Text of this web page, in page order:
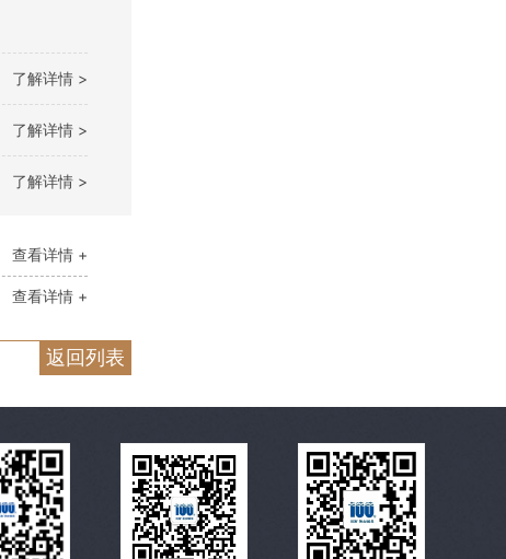
了解详情 >
了解详情 >
了解详情 >
查看详情 +
查看详情 +
返回列表